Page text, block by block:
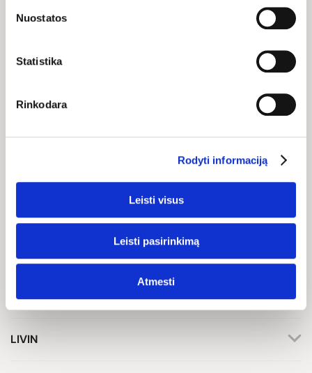
atsisakius tam tikrų slapukų dalis svetainės funkcijų gali
Nuostatos
Statistika
Rinkodara
Rodyti informaciją
Leisti visus
Leisti pasirinkimą
Atmesti
TAPK MŪSŲ EL. PAŠTO
BIČIULIU IR GAUK 10%
duomenis, kaip išdėstyta mūsų privatumo politikoje
Gauti
Klientų aptarnavimas
+370 659 44144
Rašyti užklausą
LIVIN